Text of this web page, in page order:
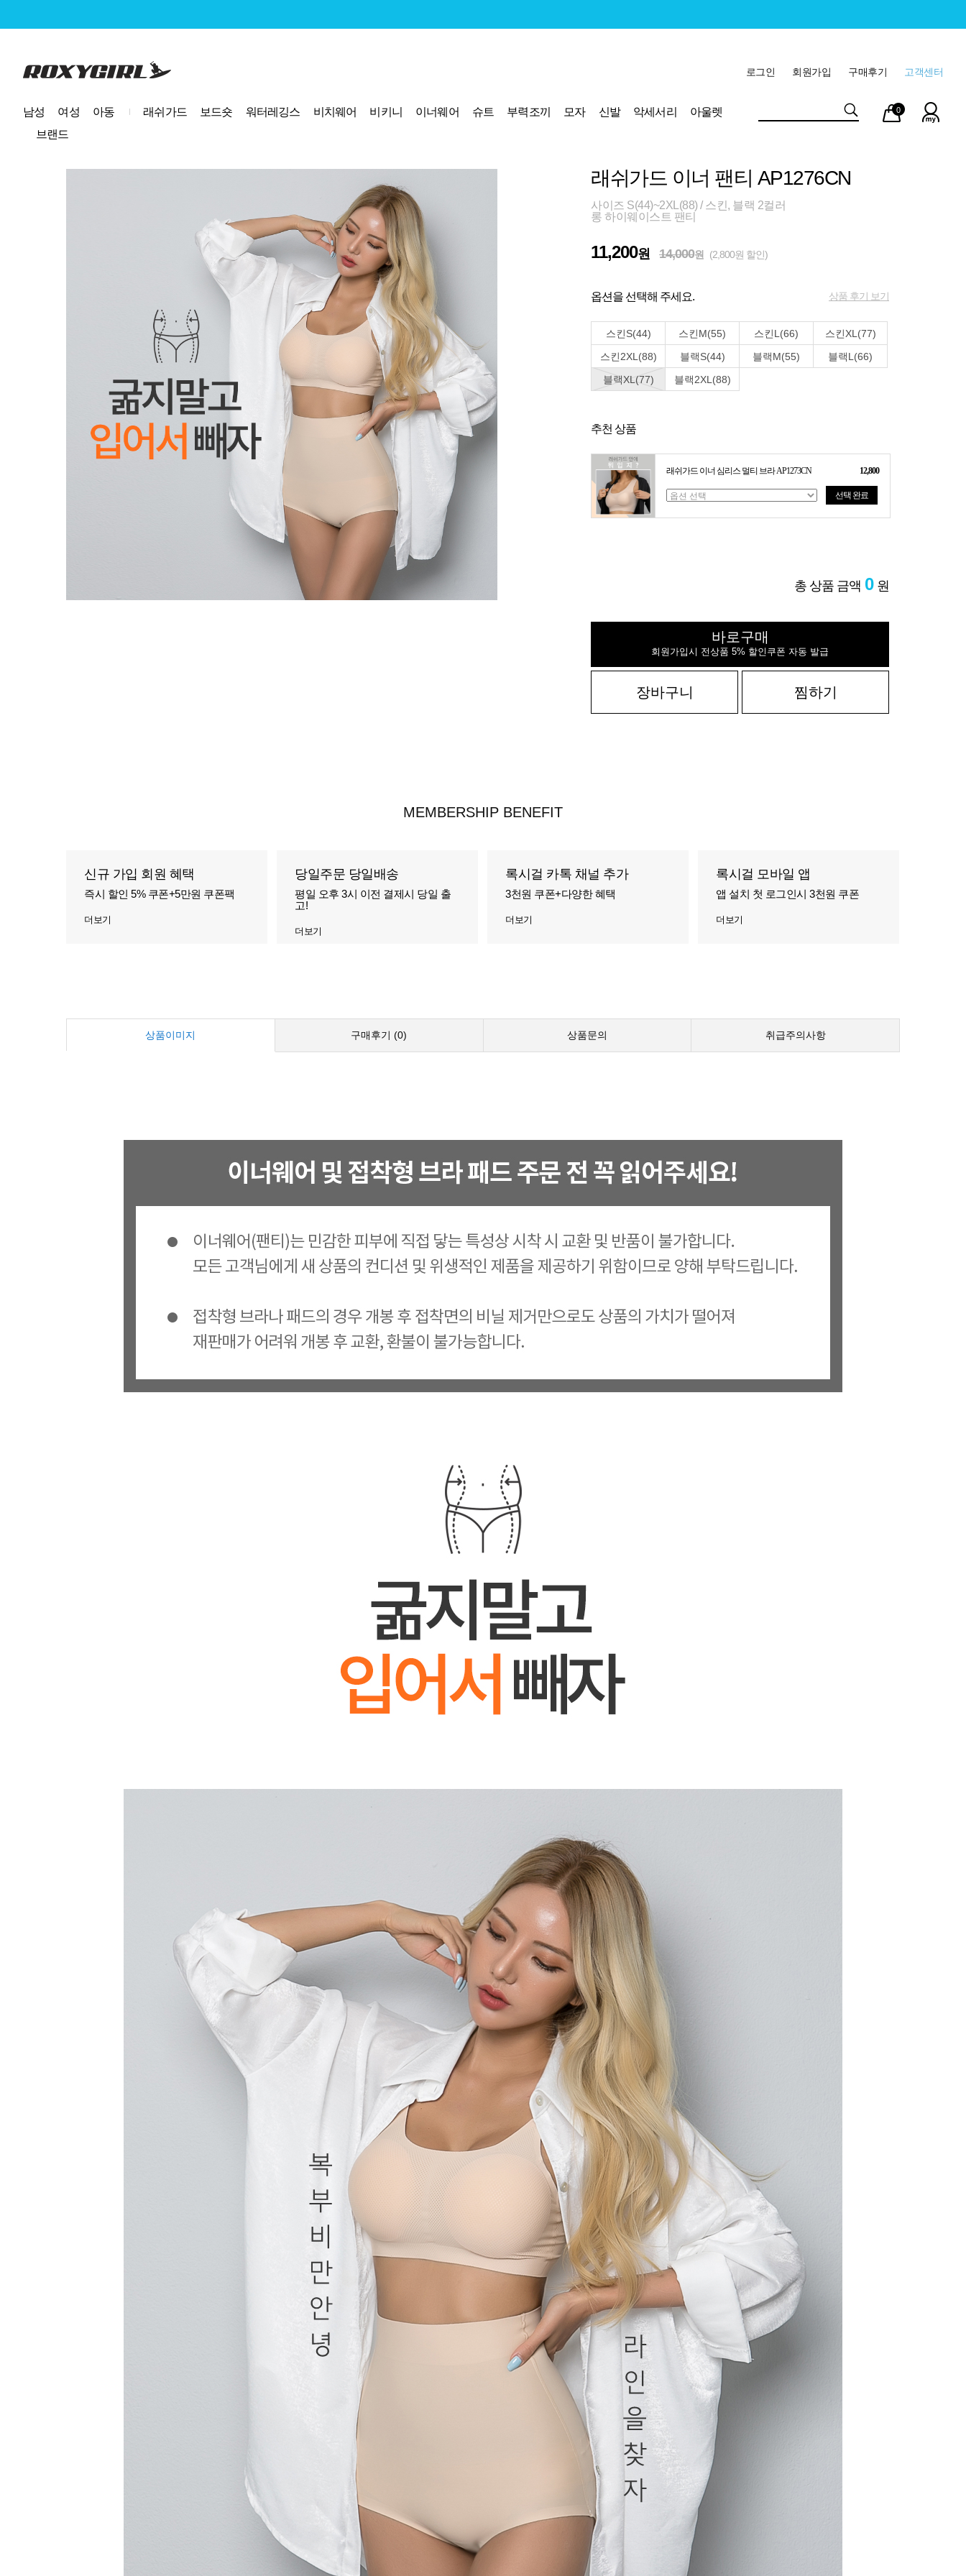
로고 고객센터
구매후기
회원가입
로그인
남성 여성 아동 래쉬가드 보드숏 워터레깅스 비치웨어 비키니 이너웨어 슈트 부력조끼 모자 신발 악세서리
아울렛
브랜드
마이
페이
장바
구니
0
래쉬가드 이너 팬티 AP1276CN
사이즈 S(44)~2XL(88) / 스킨, 블랙 2컬러
롱 하이웨이스트 팬티
11,200원 14,000원 (2,800원 할인)
옵션을 선택해 주세요. 상품 후기 보기
스킨S(44) 스킨M(55) 스킨L(66)
스킨XL(77)
스킨2XL(88)
블랙S(44) 블랙M(55)
블랙L(66)
블랙XL(77)
블랙2XL(88)
추천 상품
래쉬가드 이너 심리스 멀티 브라 AP1273CN 12,800
선택 완료
총 상품 금액 0 원
바로구매
회원가입시 전상품 5% 할인쿠폰 자동 발급
장바구니 찜하기
MEMBERSHIP BENEFIT
신규 가입 회원 혜택
즉시 할인 5% 쿠폰+5만원 쿠폰팩
더보기
당일주문 당일배송
평일 오후 3시 이전 결제시 당일 출
고!
더보기
록시걸 카톡 채널 추가
3천원 쿠폰+다양한 혜택
더보기
록시걸 모바일 앱
앱 설치 첫 로그인시 3천원 쿠폰
더보기
상품이미지 구매후기 (0) 상품문의 취급주의사항